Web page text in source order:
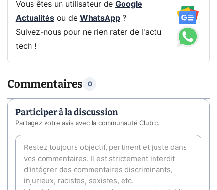
Vous êtes un utilisateur de Google
Actualitésou de WhatsApp?
Suivez-nous pour ne rien rater de l'actu
tech !
Commentaires 0
Participer à la discussion
Partagez votre avis avec la communauté Clubic.